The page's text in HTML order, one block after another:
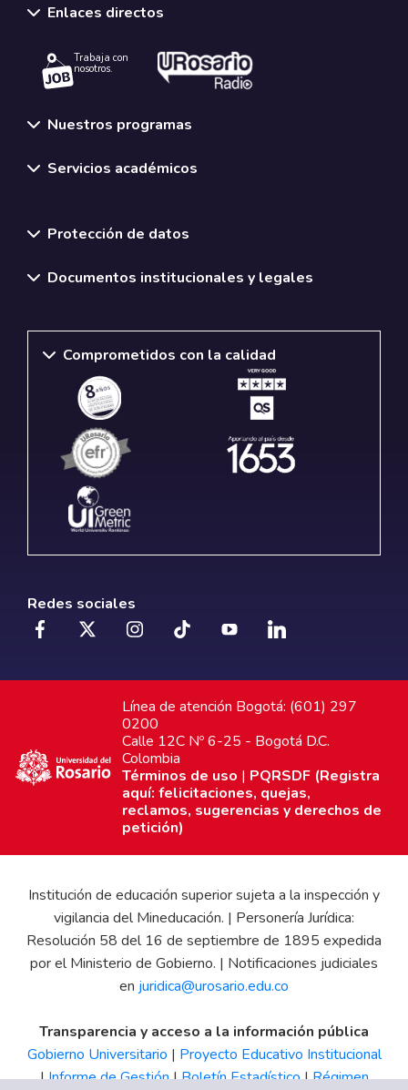
Enlaces directos
Trabaja con
nosotros.
Nuestros programas
Servicios académicos
Protección de datos
Documentos institucionales y legales
Comprometidos con la calidad
Redes sociales
Línea de atención Bogotá: (601) 297
0200
Calle 12C Nº 6-25 - Bogotá D.C.
Colombia
Términos de uso | PQRSDF (Registra
aquí: felicitaciones, quejas,
reclamos, sugerencias y derechos de
petición)
Institución de educación superior sujeta a la inspección y
vigilancia del Mineducación. | Personería Jurídica:
Resolución 58 del 16 de septiembre de 1895 expedida
por el Ministerio de Gobierno. | Notificaciones judiciales
en juridica@urosario.edu.co
Transparencia y acceso a la información pública
Gobierno Universitario | Proyecto Educativo Institucional
|Informe de Gestión|Boletín Estadístico|Régimen